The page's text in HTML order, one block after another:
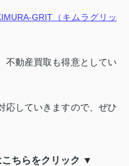
GRIT（キムラグリッ
不動産買取も得意としてい
応していきますので、ぜひ
ちらをクリック ▼